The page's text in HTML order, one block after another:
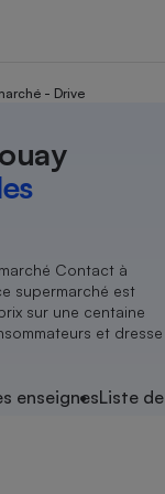
- Drive
Contact à
supermarché est
sur une centaine
et dresse
enseignesListe
Vente - Location
- Grande surface
- Fidélisation
de défense
judiciaire
- Travaux
- Tourisme
électrique
administrative
marchand
aérien